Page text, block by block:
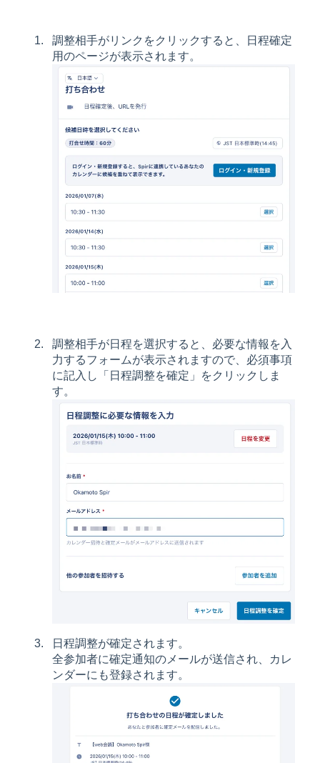
調整相手がリンクをクリックすると、日程確定
用のページが表示されます。
調整相手が日程を選択すると、必要な情報を入
力するフォームが表示されますので、必須事項
に記入し「日程調整を確定」をクリックしま
す。
日程調整が確定されます。
全参加者に確定通知のメールが送信され、カレ
ンダーにも登録されます。